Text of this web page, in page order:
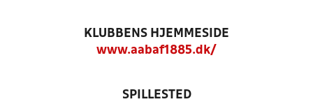
KLUBBENS HJEMMESIDE
www.aabaf1885.dk/
SPILLESTED